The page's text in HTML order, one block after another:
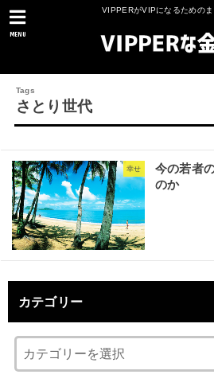
VIPPERがVIPになるためのま
MENU
さとり世代
幸せ
今の若者
のか
カテゴリー